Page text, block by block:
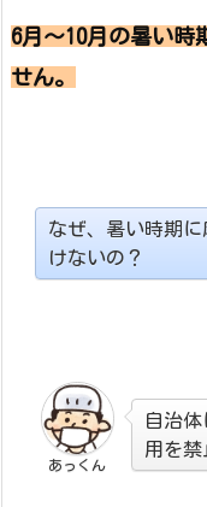
6月～10月の暑い時
せん。
なぜ、暑い時期
けないの？
あっくん
自治
用を禁